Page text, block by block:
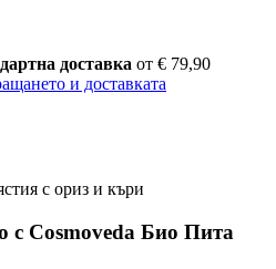
доставка от € 79,90
и доставката
с ориз и къри
с Cosmoveda Био Пита